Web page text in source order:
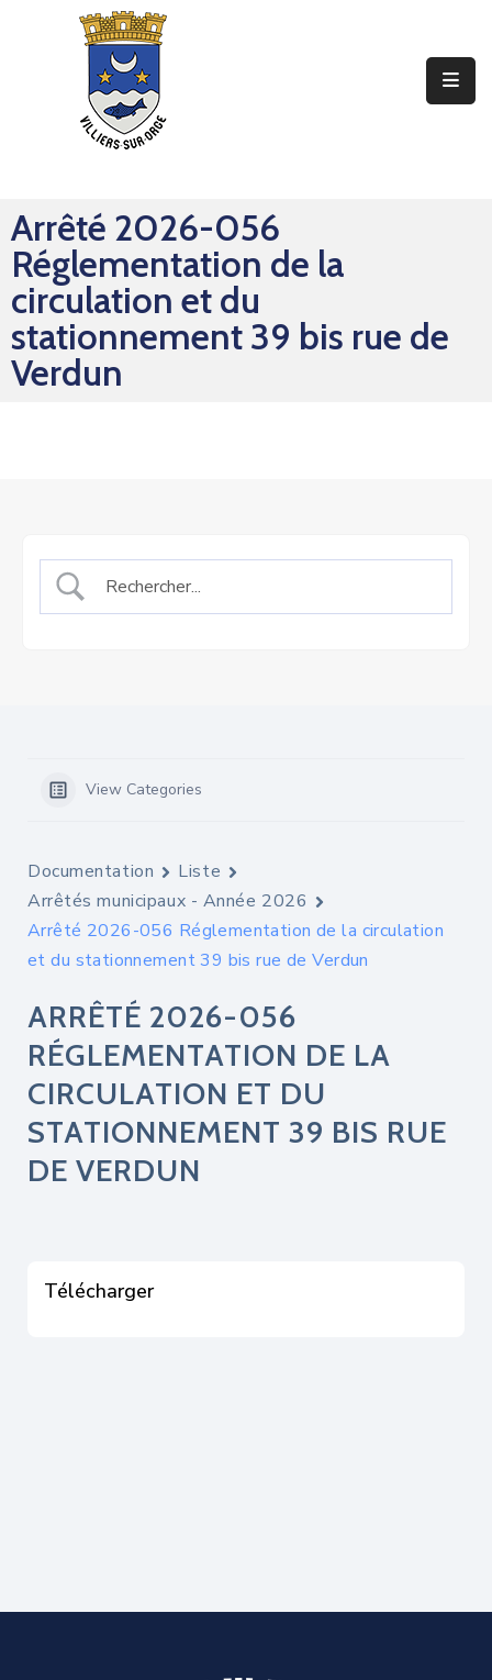
Mes
Sorties
Mes
Démarches
Arrêté 2026-056
Réglementation de la
circulation et du
stationnement 39 bis rue de
Verdun
View Categories
Documentation
Liste
Arrêtés municipaux - Année 2026
Arrêté 2026-056 Réglementation de la circulation
et du stationnement 39 bis rue de Verdun
ARRÊTÉ 2026-056
RÉGLEMENTATION DE LA
CIRCULATION ET DU
STATIONNEMENT 39 BIS RUE
DE VERDUN
Télécharger